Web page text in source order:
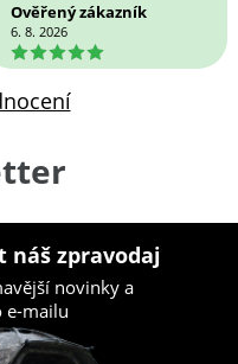
Ověřený zákazník
6. 8. 2026
5
náš zpravodaj
novinky a
e-mailu